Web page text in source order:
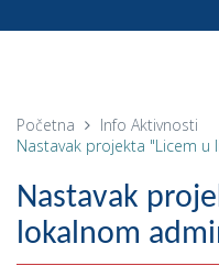
O
Istorija
Geografija
Naseljena mjesta
Početna Info Aktivnosti
Nastavak projekta "Licem
Nastavak
lokalnom